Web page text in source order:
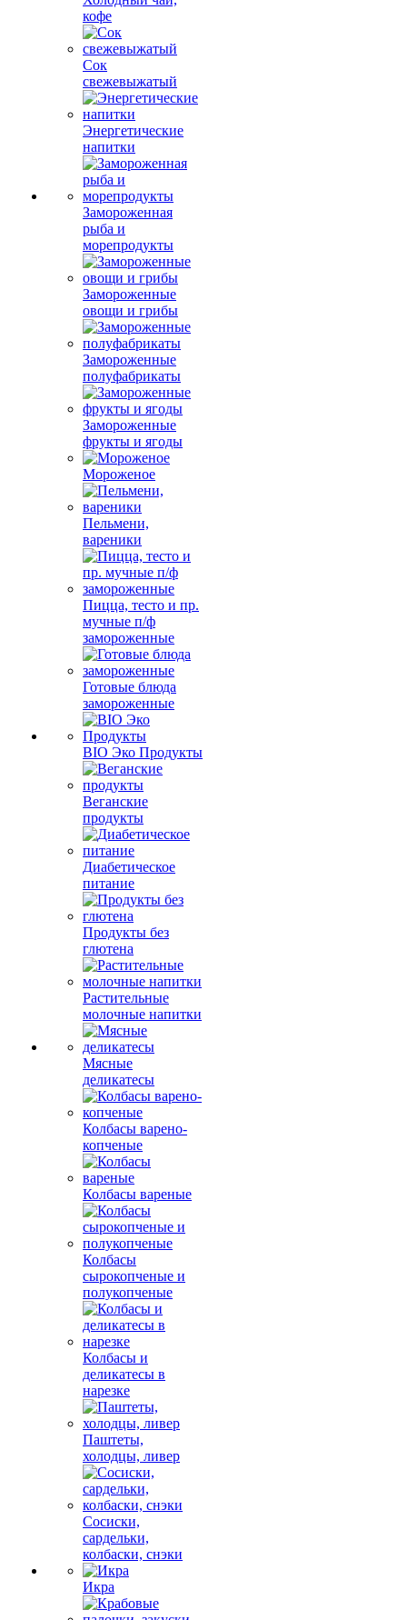
кофе
Сок
свежевыжатый
Энергетические
напитки
Замороженная
рыба и
морепродукты
Замороженные
овощи и грибы
Замороженные
полуфабрикаты
Замороженные
фрукты и ягоды
Мороженое
Пельмени,
вареники
Пицца, тесто и пр.
мучные п/ф
замороженные
Готовые блюда
замороженные
BIO Эко Продукты
Веганские
продукты
Диабетическое
питание
Продукты без
глютена
Растительные
молочные напитки
Мясные
деликатесы
Колбасы варено-
копченые
Колбасы вареные
Колбасы
сырокопченые и
полукопченые
Колбасы и
деликатесы в
нарезке
Паштеты,
холодцы, ливер
Сосиски,
сардельки,
колбаски, снэки
Икра